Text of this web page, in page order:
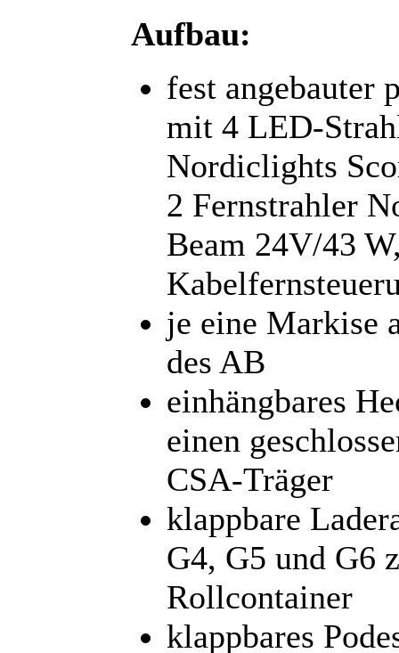
Aufbau:
fest angebauter
mit 4 LED-
Nordiclights
2 Fernstrahler
Beam 24V/43
je eine Markise
des AB
einhängbares
einen
CSA-Träger
klappbare
G4, G5 und G6
Rollcontainer
klappbares